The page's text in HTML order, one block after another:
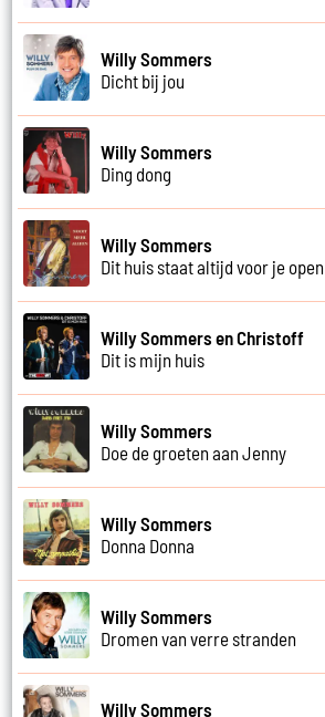
Willy Sommers
Dicht bij jou
Willy Sommers
Ding dong
Willy Sommers
Dit huis staat altijd voor je open
Willy Sommers en Christoff
Dit is mijn huis
Willy Sommers
Doe de groeten aan Jenny
Willy Sommers
Donna Donna
Willy Sommers
Dromen van verre stranden
Willy Sommers